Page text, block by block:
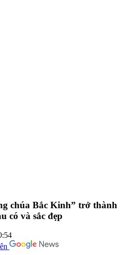
chúa Bắc Kinh” trở thành
có và sắc đẹp